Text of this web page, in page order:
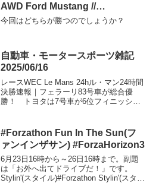
AWD Ford Mustang //
Hoonicorn Vs the World
今回はどちらが勝つのでしょうか？
自動車・モータースポーツ雑記
2025/06/16
レースWEC Le Mans 24hル・マン24時間
決勝速報｜フェラーリ83号車が総合優
勝！ トヨタは7号車が6位フィニッシュ
2025 年 WEC ...
#Forzathon Fun In The Sun(フ
ァンインザサン) #ForzaHorizon3
6月23日16時から～26日16時まで。副題
は「お外へ出てドライブだ！」です。
Stylin'(スタイル)#Forzathon Stylin'(スタイ